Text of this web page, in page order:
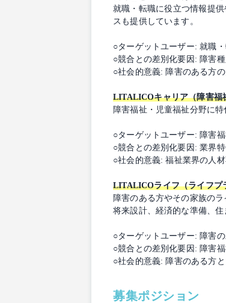
就職・転職に役立つ情報提
スも提供しています。
○ターゲットユーザー: 就職
○競合との差別化要因: 障害
○社会的意義: 障害のある方
LITALICOキャリア（障害福
障害福祉・児童福祉分野に
○ターゲットユーザー: 障害
○競合との差別化要因: 業界
○社会的意義: 福祉業界の人
LITALICOライフ（ライフプ
障害のある方やその家族の
将来設計、経済的な準備、
○ターゲットユーザー: 障害の
○競合との差別化要因: 障害
○社会的意義: 障害のある方
募集ポジション